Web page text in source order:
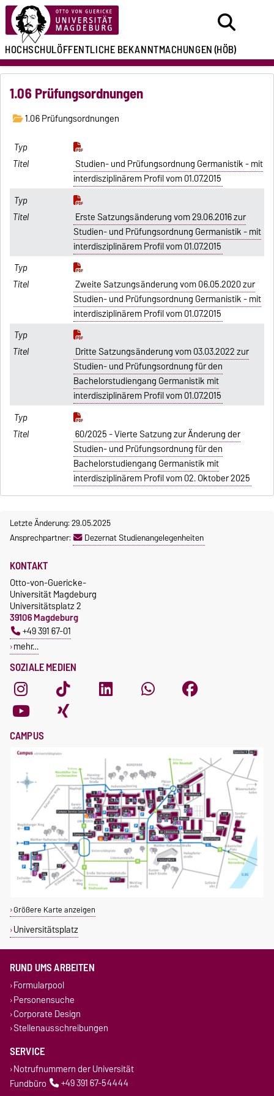
HOCHSCHULÖFFENTLICHEBEKANNTMACHUNGEN(HÖB)
1.06 Prüfungsordnungen
1.06 Prüfungsordnungen
Studien- und Prüfungsordnung Germanistik - mit
interdisziplinärem Profil vom 01.07.2015
Erste Satzungsänderung vom 29.06.2016 zur
Studien- und Prüfungsordnung Germanistik - mit
interdisziplinärem Profil vom 01.07.2015
Zweite Satzungsänderung vom 06.05.2020 zur
Studien- und Prüfungsordnung Germanistik - mit
interdisziplinärem Profil vom 01.07.2015
Dritte Satzungsänderung vom 03.03.2022 zur
Studien- und Prüfungsordnung für den
Bachelorstudiengang Germanistik mit
interdisziplinärem Profil vom 01.07.2015
60/2025 - Vierte Satzung zur Änderung der
Studien- und Prüfungsordnung für den
Bachelorstudiengang Germanistik mit
interdisziplinärem Profil vom 02. Oktober 2025
Letzte Änderung: 29.05.2025
Ansprechpartner:
Dezernat Studienangelegenheiten
SOZIALE MEDIEN
KONTAKT
Otto-von-Guericke-
Universität Magdeburg
Universitätsplatz 2
39106 Magdeburg
+49 391 67-01
mehr…
CAMPUS
Größere Karte anzeigen
Universitätsplatz
RUND UMS ARBEITEN
Formularpool
Personensuche
Corporate Design
Stellenausschreibungen
SERVICE
Notrufnummern der Universität
Fundbüro
+49 391 67-54444